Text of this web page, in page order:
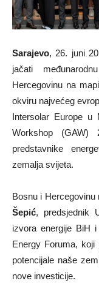
Sarajevo, 26. juni
jačati
Hercegovinu na
okviru najvećeg
Intersolar Europe u
Workshop
predstavnike
zemalja svijeta.
Bosnu i Hercegovinu
Šepić, predsjednik
izvora energije BiH
Energy Foruma, koji
potencijale naše
nove investicije.